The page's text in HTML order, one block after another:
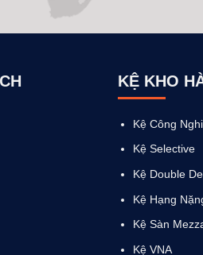
KỆ KHO
Kệ Công
Kệ Selective
Kệ Double
Kệ Hạng
Kệ Sàn
Kệ VNA